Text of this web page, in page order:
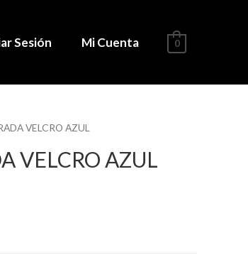
Sesión Mi Cuenta 0
VELCRO AZUL
VELCRO AZUL